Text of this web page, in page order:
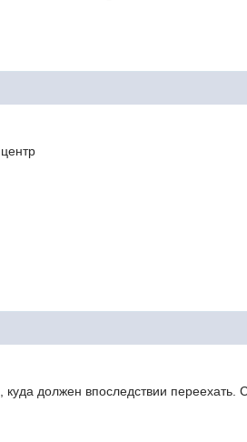
должен впоследствии